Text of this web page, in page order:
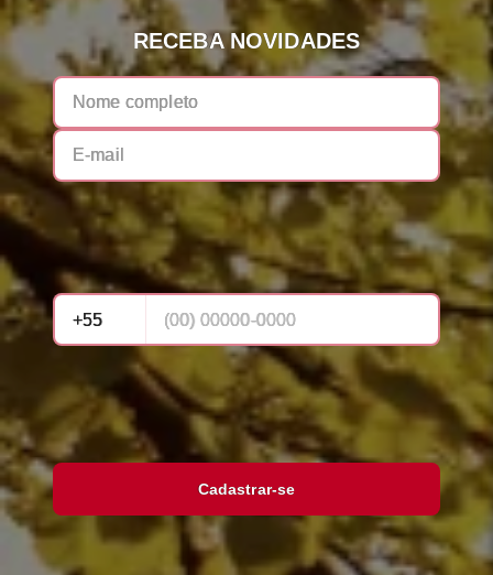
RECEBA NOVIDADES
Cadastrar-se